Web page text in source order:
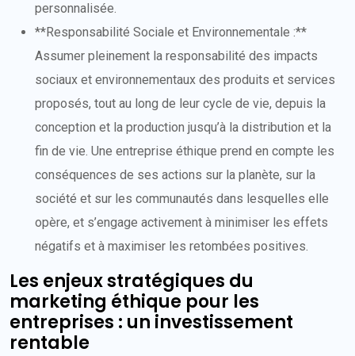
personnalisée.
**Responsabilité Sociale et Environnementale :**
Assumer pleinement la responsabilité des impacts
sociaux et environnementaux des produits et services
proposés, tout au long de leur cycle de vie, depuis la
conception et la production jusqu’à la distribution et la
fin de vie. Une entreprise éthique prend en compte les
conséquences de ses actions sur la planète, sur la
société et sur les communautés dans lesquelles elle
opère, et s’engage activement à minimiser les effets
négatifs et à maximiser les retombées positives.
Les enjeux stratégiques du
marketing éthique pour les
entreprises : un investissement
rentable